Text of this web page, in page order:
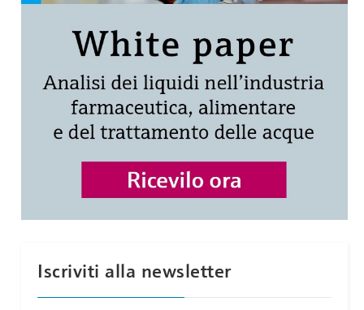
Iscriviti alla newsletter